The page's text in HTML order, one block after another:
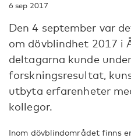
6 sep 2017
Den 4 september var
om dövblindhet 2017 i
deltagarna kunde
forskningsresultat,
utbyta erfarenheter
kollegor.
Inom dövblindområdet finns